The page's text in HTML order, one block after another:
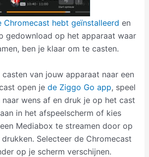
Chromecast hebt geïnstalleerd en
gedownload op het apparaat waar
ben je klaar om te casten.
van jouw apparaat naar een
open je de Ziggo Go app, speel
wens af en druk je op het cast
in het afspeelscherm of kies
Mediabox te streamen door op
Selecteer de Chromecast
op je scherm verschijnen.